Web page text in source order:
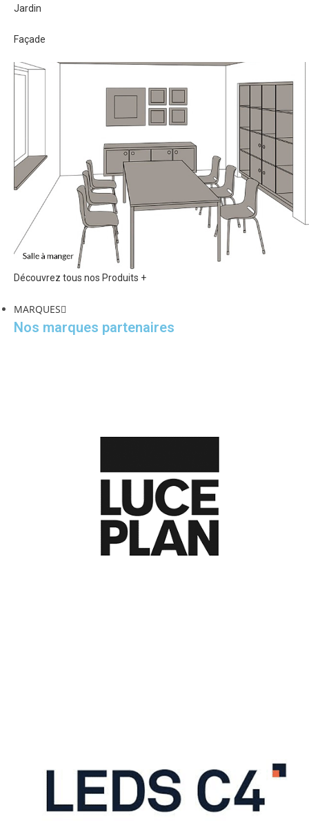
Jardin
Façade
Découvrez tous nos Produits +
MARQUES
Nos marques partenaires